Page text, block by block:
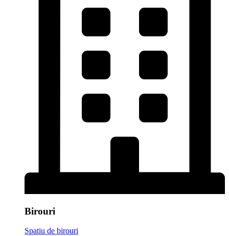
Birouri
Spatiu de birouri